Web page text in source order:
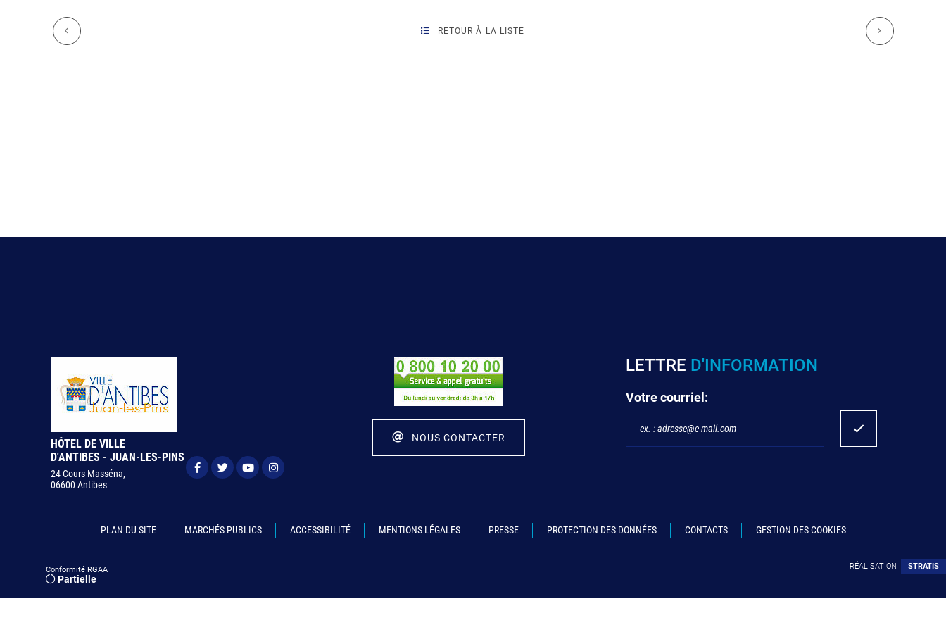
RETOUR À LA LISTE
HÔTEL DE VILLE
D'ANTIBES - JUAN-LES-PINS
24 Cours Masséna,
06600 Antibes
NOUS CONTACTER
LETTRE D'INFORMATION
Votre courriel:
PLAN DU SITE MARCHÉS PUBLICS ACCESSIBILITÉ MENTIONS LÉGALES PRESSE PROTECTION DES DONNÉES CONTACTS GESTION DES COOKIES
Conformité RGAA
Partielle
RÉALISATION STRATIS